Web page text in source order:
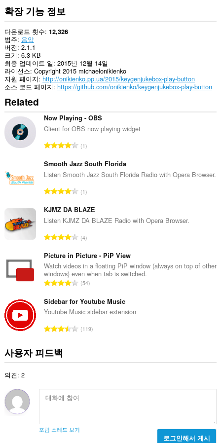
수
있
습
니
다.
확장 기능 정보
다운로드 횟수 12,326
범주 음악
버전 2.1.1
크기 6.3 KB
최종 업데이트 일 2015년 12월 14일
라이선스 Copyright 2015 michaelonikienko
지원 페이지 http://onikienko.pp.ua/2015/keygenjukebox-play-button
소스 코드 페이지 https://github.com/onikienko/keygenjukebox-play-button
Related
Now Playing - OBS
Client for OBS now playing widget
총
급
수
1
Smooth Jazz South Florida
Listen Smooth Jazz South Florida Radio with Opera Browser.
총
급
수
1
KJMZ DA BLAZE
Listen KJMZ DA BLAZE Radio with Opera Browser.
총
급
수
:
4
Picture in Picture - PiP View
Watch videos in a floating PiP window (always on top of other
windows) even when tab is switched.
총
급
수
54
Sidebar for Youtube Music
Youtube Music sidebar extension
총119
사용자 피드백
의견: 2
포럼 스레드 보기
로그인해서 게시